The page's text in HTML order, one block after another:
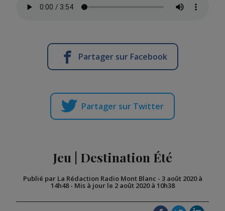
Partager sur Facebook
Partager sur Twitter
Jeu | Destination Été
Publié par La Rédaction Radio Mont Blanc - 3 août 2020 à
14h48- Mis à jour le 2 août 2020 à 10h38